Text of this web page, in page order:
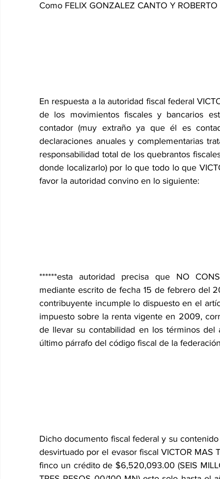
Como FELIX GONZALEZ CANTO Y
En respuesta a la autoridad fiscal federal
de los movimientos fiscales y bancarios
contador (muy extraño ya que él es
declaraciones anuales y complementarias
responsabilidad total de los quebrantos
donde localizarlo) por lo que todo lo que
favor la autoridad convino en lo siguiente:
******esta autoridad precisa que NO
mediante escrito de fecha 15 de febrero del
contribuyente incumple lo dispuesto en el
impuesto sobre la renta vigente en 2009,
de llevar su contabilidad en los términos
último párrafo del código fiscal de la
Dicho documento fiscal federal y su
desvirtuado por el evasor fiscal VICTOR
finco un crédito de $6,520,093.00 (SEIS